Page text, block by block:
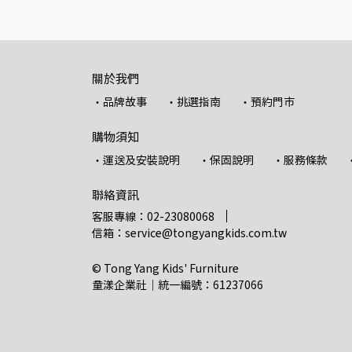
關於我們
・品牌故事 ・挑選指南 ・預約門市
購物須知
・運送及安裝說明 ・保固說明 ・服務條款
聯絡資訊
客服專線：02-23080068
信箱：service@tongyangkids.com.tw
© Tong Yang Kids' Furniture
童漾企業社｜統一編號：61237066